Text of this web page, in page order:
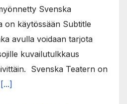
Svenska
on käytössään Subtitle
avulla voidaan tarjota
kuvailutulkkaus
Svenska Teatern on
[...]